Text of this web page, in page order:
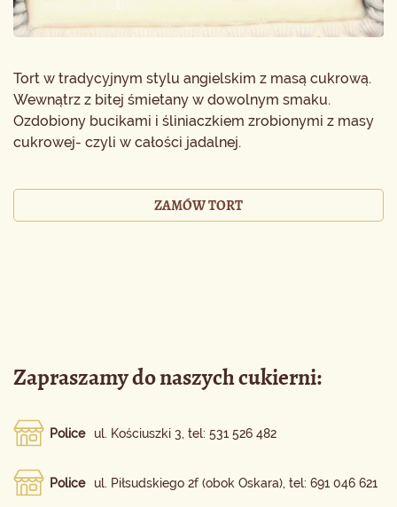
Tort w tradycyjnym stylu angielskim z masą cukrową.
Wewnątrz z bitej śmietany w dowolnym smaku.
Ozdobiony bucikami i śliniaczkiem zrobionymi z masy
cukrowej- czyli w całości jadalnej.
ZAMÓW TORT
Zapraszamy do naszych cukierni:
Police ul. Kościuszki 3, tel: 531 526 482
Police ul. Piłsudskiego 2f (obok Oskara), tel: 691 046 621